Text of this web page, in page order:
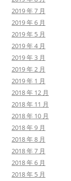
2019 年 7 月
2019 年 6 月
2019 年 5 月
2019 年 4 月
2019 年 3 月
2019 年 2 月
2019 年 1 月
2018 年 12 月
2018 年 11 月
2018 年 10 月
2018 年 9 月
2018 年 8 月
2018 年 7 月
2018 年 6 月
2018 年 5 月